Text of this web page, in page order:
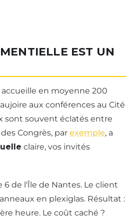
EST UN
en moyenne 200
aux conférences au Cité
sont souvent éclatés entre
Congrès, par exemple, a
claire, vos invités
de l'Île de Nantes. Le client
en plexiglas. Résultat :
heure. Le coût caché ?